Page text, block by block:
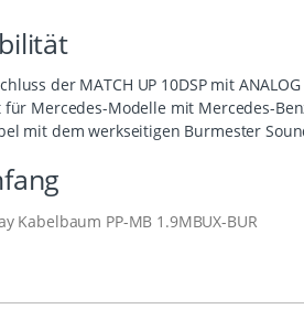
der MATCH UP 10DSP mit
für Mercedes-Modelle mit Mercedes-
mit dem werkseitigen Burmester
Kabelbaum PP-MB 1.9MBUX-BUR